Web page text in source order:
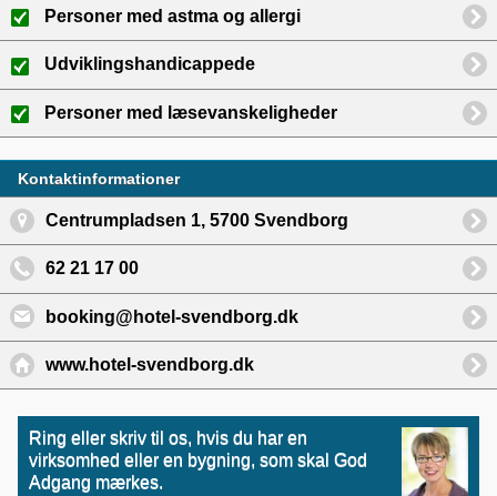
Personer med astma og allergi
Udviklingshandicappede
Personer med læsevanskeligheder
Kontaktinformationer
Centrumpladsen 1, 5700 Svendborg
62 21 17 00
booking@hotel-svendborg.dk
www.hotel-svendborg.dk
Ring eller skriv til os, hvis du har en
virksomhed eller en bygning, som skal God
Adgang mærkes.